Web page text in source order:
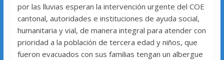
por las lluvias esperan la intervención urgente del COE
cantonal, autoridades e instituciones de ayuda social,
humanitaria y vial, de manera integral para atender con
prioridad a la población de tercera edad y niños, que
fueron evacuados con sus familias tengan un albergue